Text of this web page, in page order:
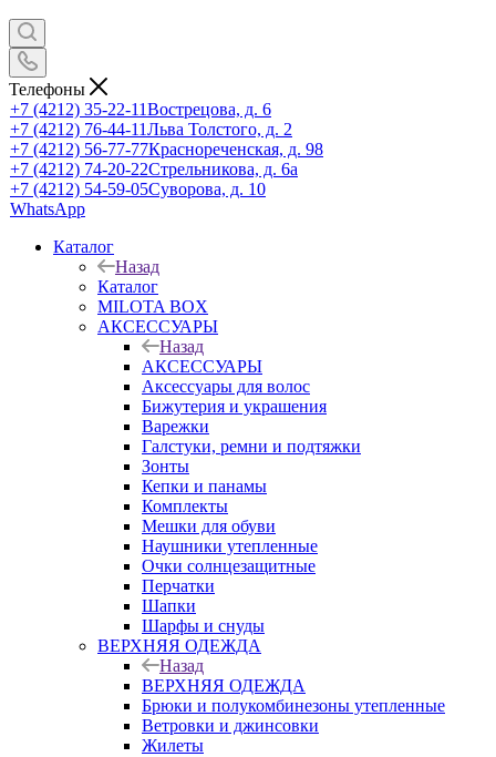
Телефоны
+7 (4212) 35-22-11Вострецова, д. 6
+7 (4212) 76-44-11Льва Толстого, д. 2
+7 (4212) 56-77-77Краснореченская, д. 98
+7 (4212) 74-20-22Стрельникова, д. 6а
+7 (4212) 54-59-05Суворова, д. 10
WhatsApp
Каталог
Назад
Каталог
MILOTA BOX
АКСЕССУАРЫ
Назад
АКСЕССУАРЫ
Аксессуары для волос
Бижутерия и украшения
Варежки
Галстуки, ремни и подтяжки
Зонты
Кепки и панамы
Комплекты
Мешки для обуви
Наушники утепленные
Очки солнцезащитные
Перчатки
Шапки
Шарфы и снуды
ВЕРХНЯЯ ОДЕЖДА
Назад
ВЕРХНЯЯ ОДЕЖДА
Брюки и полукомбинезоны утепленные
Ветровки и джинсовки
Жилеты